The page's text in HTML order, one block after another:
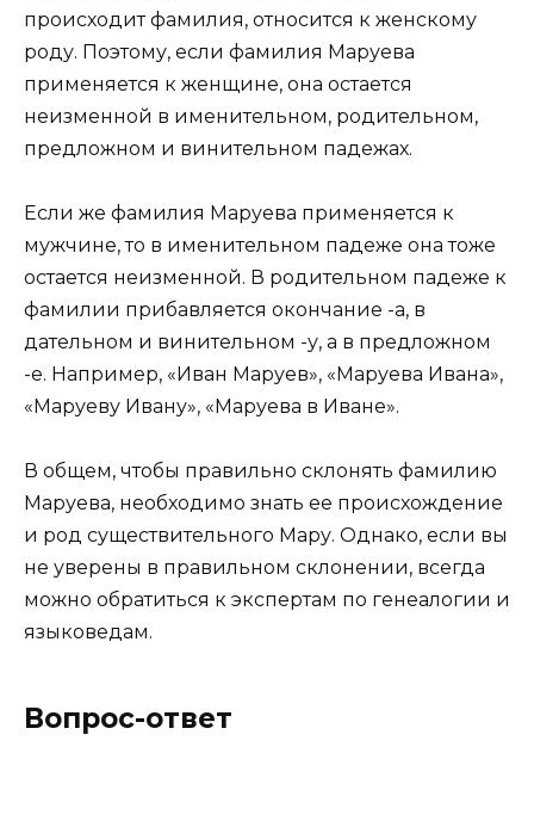
происходит фамилия, относится к женскому
роду. Поэтому, если фамилия Маруева
применяется к женщине, она остается
неизменной в именительном, родительном,
предложном и винительном падежах.
Если же фамилия Маруева применяется к
мужчине, то в именительном падеже она тоже
остается неизменной. В родительном падеже к
фамилии прибавляется окончание -a, в
дательном и винительном -у, а в предложном
-е. Например, «Иван Маруев», «Маруева Ивана»,
«Маруеву Ивану», «Маруева в Иване».
В общем, чтобы правильно склонять фамилию
Маруева, необходимо знать ее происхождение
и род существительного Мару. Однако, если вы
не уверены в правильном склонении, всегда
можно обратиться к экспертам по генеалогии и
языковедам.
Вопрос-ответ